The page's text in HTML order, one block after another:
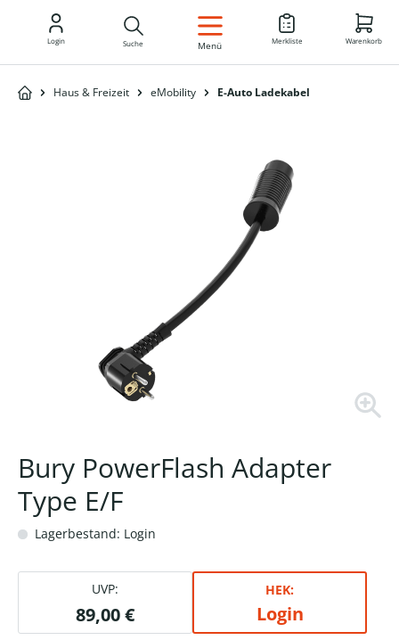
DE
Login Suche Menü Merkliste Warenkorb
Haus & Freizeit eMobility E-Auto Ladekabel
Bury PowerFlash Adapter
Type E/F
Lagerbestand: Login
UVP:
89,00 €
HEK:
Login